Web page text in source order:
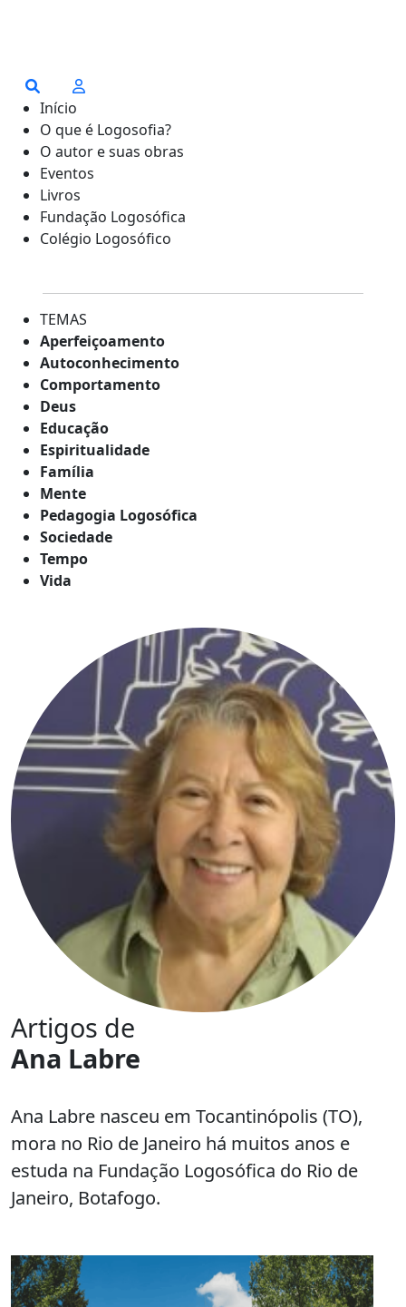
Início
O que é Logosofia?
O autor e suas obras
Eventos
Livros
Fundação Logosófica
Colégio Logosófico
TEMAS
Aperfeiçoamento
Autoconhecimento
Comportamento
Deus
Educação
Espiritualidade
Família
Mente
Pedagogia Logosófica
Sociedade
Tempo
Vida
Artigos de
Ana Labre
Ana Labre nasceu em Tocantinópolis (TO),
mora no Rio de Janeiro há muitos anos e
estuda na Fundação Logosófica do Rio de
Janeiro, Botafogo.